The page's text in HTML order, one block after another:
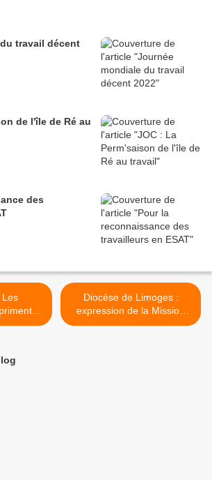
travail décent
de l'île de Ré au
des
et
Diocèse de Limoges :
expression de la Mission
ouvrière >